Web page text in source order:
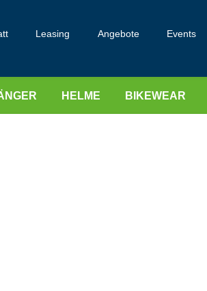
Leasing Angebote Events
HELME BIKEWEAR